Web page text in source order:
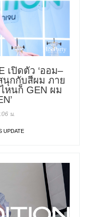
เปิดตัว ‘ออม–
กกับสีผม ภาย
หนก็ GEN ผม
น.
UPDATE